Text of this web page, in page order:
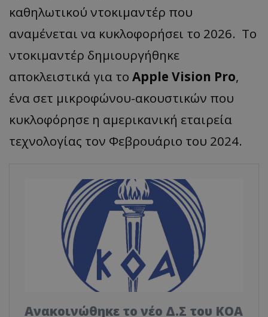
καθηλωτικού ντοκιμαντέρ που
αναμένεται να κυκλοφορήσει το 2026. Το
ντοκιμαντέρ δημιουργήθηκε
αποκλειστικά για το Apple Vision Pro,
ένα σετ μικροφώνου-ακουστικών που
κυκλοφόρησε η αμερικανική εταιρεία
τεχνολογίας τον Φεβρουάριο του 2024.
Aνακοινώθηκε το νέο Δ.Σ του ΚΟΑ